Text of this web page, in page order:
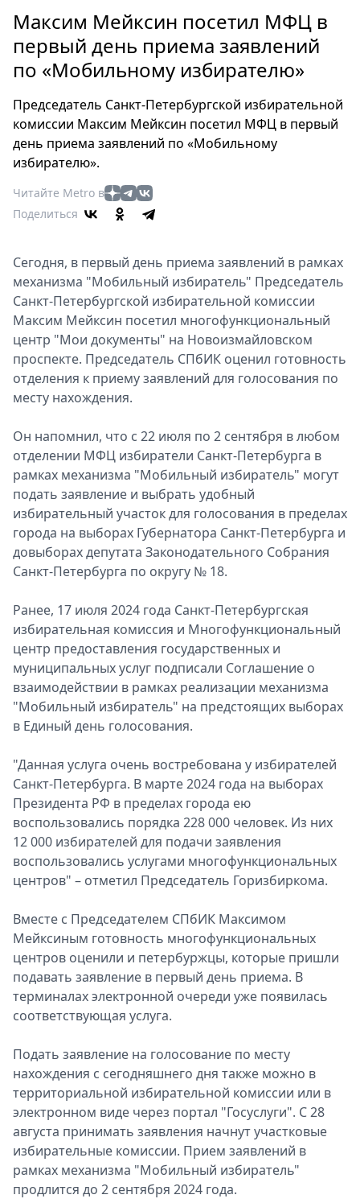
Россия
Мир
Здоровье
Туризм
Мода
Театр
Кино
Афиша
Книги
Пресс-
релизы
О
Metro
Стримы
Спецпроекты
Звезды
2026
Скачай
Metro
Максим Мейксин посетил МФЦ в
первый день приема заявлений
по «Мобильному избирателю»
Председатель Санкт-Петербургской избирательной
комиссии Максим Мейксин посетил МФЦ в первый
день приема заявлений по «Мобильному
избирателю».
Читайте Metro в
Поделиться
Сегодня, в первый день приема заявлений в рамках
механизма "Мобильный избиратель" Председатель
Санкт-Петербургской избирательной комиссии
Максим Мейксин посетил многофункциональный
центр "Мои документы" на Новоизмайловском
проспекте. Председатель СПбИК оценил готовность
отделения к приему заявлений для голосования по
месту нахождения.
Он напомнил, что с 22 июля по 2 сентября в любом
отделении МФЦ избиратели Санкт-Петербурга в
рамках механизма "Мобильный избиратель" могут
подать заявление и выбрать удобный
избирательный участок для голосования в пределах
города на выборах Губернатора Санкт-Петербурга и
довыборах депутата Законодательного Собрания
Санкт-Петербурга по округу № 18.
Ранее, 17 июля 2024 года Санкт-Петербургская
избирательная комиссия и Многофункциональный
центр предоставления государственных и
муниципальных услуг подписали Соглашение о
взаимодействии в рамках реализации механизма
"Мобильный избиратель" на предстоящих выборах
в Единый день голосования.
"Данная услуга очень востребована у избирателей
Санкт-Петербурга. В марте 2024 года на выборах
Президента РФ в пределах города ею
воспользовались порядка 228 000 человек. Из них
12 000 избирателей для подачи заявления
воспользовались услугами многофункциональных
центров" – отметил Председатель Горизбиркома.
Вместе с Председателем СПбИК Максимом
Мейксиным готовность многофункциональных
центров оценили и петербуржцы, которые пришли
подавать заявление в первый день приема. В
терминалах электронной очереди уже появилась
соответствующая услуга.
Подать заявление на голосование по месту
нахождения с сегодняшнего дня также можно в
территориальной избирательной комиссии или в
электронном виде через портал "Госуслуги". С 28
августа принимать заявления начнут участковые
избирательные комиссии. Прием заявлений в
рамках механизма "Мобильный избиратель"
продлится до 2 сентября 2024 года.